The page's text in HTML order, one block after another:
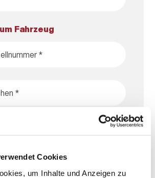
Cookies
um Inhalte und Anzeigen zu
Fahrzeug